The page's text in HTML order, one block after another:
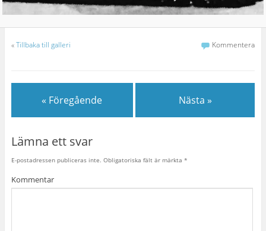
«Tillbaka till galleri Kommentera
« Föregående Nästa »
Lämna ett svar
E-postadressen publiceras inte. Obligatoriska fält är märkta *
Kommentar